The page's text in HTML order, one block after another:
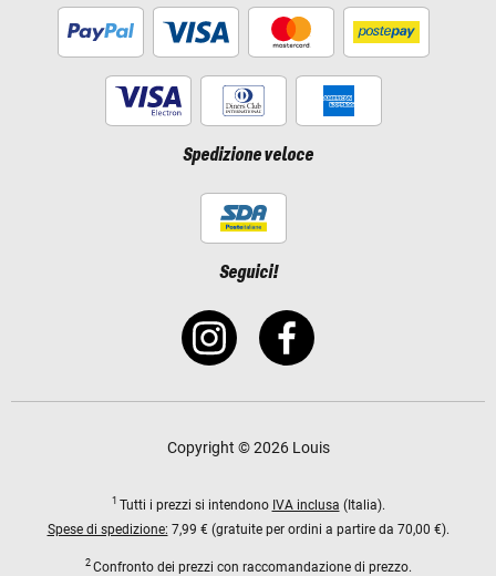
Spedizione veloce
Seguici!
Copyright © 2026 Louis
1 Tutti i prezzi si intendono IVA inclusa (Italia).
Spese di spedizione: 7,99 € (gratuite per ordini a partire da 70,00 €).
2 Confronto dei prezzi con raccomandazione di prezzo.